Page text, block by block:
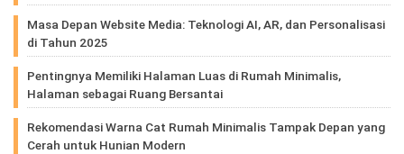
Masa Depan Website Media: Teknologi AI, AR, dan Personalisasi
di Tahun 2025
Pentingnya Memiliki Halaman Luas di Rumah Minimalis,
Halaman sebagai Ruang Bersantai
Rekomendasi Warna Cat Rumah Minimalis Tampak Depan yang
Cerah untuk Hunian Modern